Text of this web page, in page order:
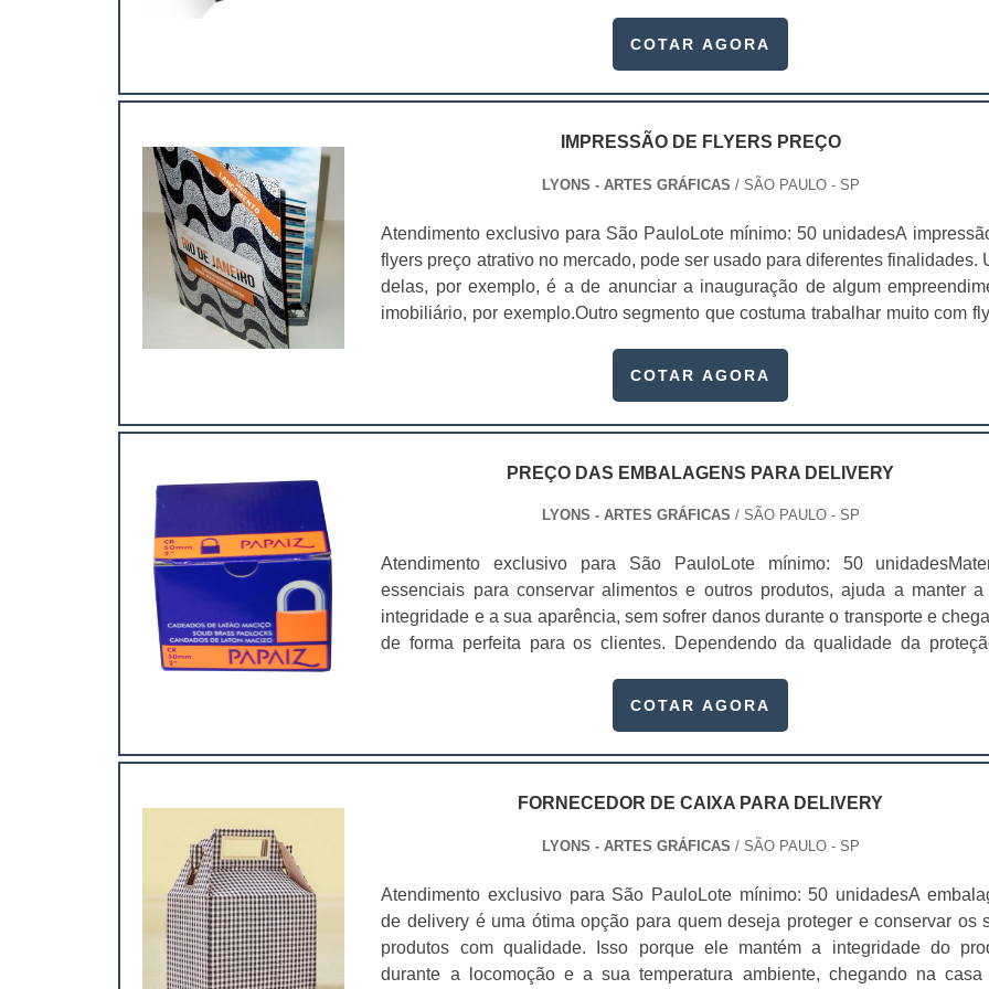
desenvolvidas com materiais recicláveis que mantém a qualidade dos
COTAR AGORA
IMPRESSÃO DE FLYERS PREÇO
LYONS - ARTES GRÁFICAS / SÃO PAULO - SP
Atendimento exclusivo para São PauloLote mínimo: 50 unidadesA
flyers preço atrativo no mercado, pode ser usado para diferentes finalidades.
delas, por exemplo, é a de anunciar a inauguração de algum
imobiliário, por exemplo.Outro segmento que costuma trabalhar muito com
impactantes e adicionam um acabamento altamente diferenciado, para
COTAR AGORA
PREÇO DAS EMBALAGENS PARA DELIVERY
LYONS - ARTES GRÁFICAS / SÃO PAULO - SP
Atendimento exclusivo para São PauloLote mínimo: 50
essenciais para conservar alimentos e outros produtos, ajuda a manter a
integridade e a sua aparência, sem sofrer danos durante o transporte e
de forma perfeita para os clientes. Dependendo da qualidade da
setores, como alimentício, industrial, farmacêutico e cosmético. Além
COTAR AGORA
FORNECEDOR DE CAIXA PARA DELIVERY
LYONS - ARTES GRÁFICAS / SÃO PAULO - SP
Atendimento exclusivo para São PauloLote mínimo: 50 unidadesA
de delivery é uma ótima opção para quem deseja proteger e conservar os
produtos com qualidade. Isso porque ele mantém a integridade do
durante a locomoção e a sua temperatura ambiente, chegando na casa